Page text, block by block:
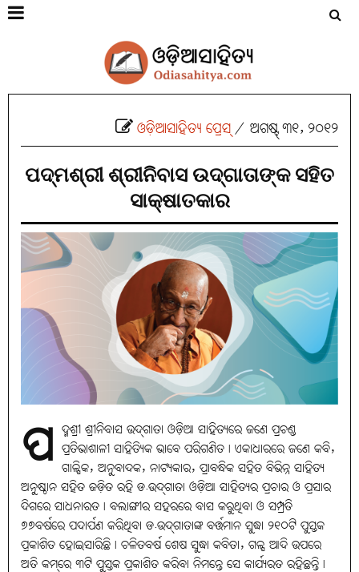
ଓଡ଼ିଆସାହିତ୍ୟ ପ୍ରେସ୍‌/ଅଗଷ୍ଟ୍ ୩୧, ୨୦୧୨
ପଦ୍ମଶ୍ରୀ ଶ୍ରୀନିବାସ ଉଦ୍‌ଗାତାଙ୍କ ସହିତ
ସାକ୍ଷାତକାର
ପ ଦ୍ମଶ୍ରୀ ଶ୍ରୀନିବାସ ଉଦ୍‌ଗାତା ଓଡ଼ିଆ ସାହିତ୍ୟରେ ଜଣେ ପ୍ରଚଣ୍ଡ
ପ୍ରତିଭାଶାଳୀ ସାହିତ୍ୟିକ ଭାବେ ପରିଗଣିତ। ଏକାଧାରରେ ଜଣେ କବି,
ଗାଳ୍ପିକ, ଅନୁବାଦକ, ନାଟ୍ୟକାର, ପ୍ରାବନ୍ଧିକ ସହିତ ବିଭିନ୍ନ ସାହିତ୍ୟ
ଅନୁଷ୍ଠାନ ସହିତ ଜଡ଼ିତ ରହି ଡ.ଉଦ୍‌ଗାତା ଓଡ଼ିଆ ସାହିତ୍ୟର ପ୍ରଚାର ଓ ପ୍ରସାର
ଦିଗରେ ସାଧନାରତ। ବଲାଙ୍ଗୀର ସହରରେ ବାସ କରୁଥିବା ଓ ସମ୍ପ୍ରତି
୭୭ବର୍ଷରେ ପଦାର୍ପଣ କରିଥିବା ଡ.ଉଦ୍‌ଗାତାଙ୍କ ବର୍ତ୍ତମାନ ସୁଦ୍ଧା ୨୧୦ଟି ପୁସ୍ତକ
ପ୍ରକାଶିତ ହୋଇସାରିଛି। ଚଳିତବର୍ଷ ଶେଷ ସୁଦ୍ଧା କବିତା, ଗଳ୍ପ ଆଦି ଉପରେ
ଅତି କମ୍‌ରେ ୩ଟି ପୁସ୍ତକ ପ୍ରକାଶିତ କରିବା ନିମନ୍ତେ ସେ କାର୍ଯ୍ୟରତ ରହିଛନ୍ତି।